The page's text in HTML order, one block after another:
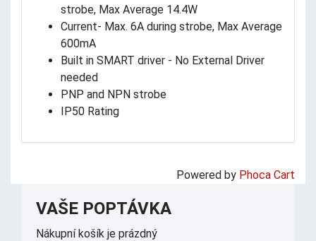
strobe, Max Average 14.4W
Current- Max. 6A during strobe, Max Average
600mA
Built in SMART driver - No External Driver
needed
PNP and NPN strobe
IP50 Rating
Powered by Phoca Cart
VAŠE POPTÁVKA
Nákupní košík je prázdný